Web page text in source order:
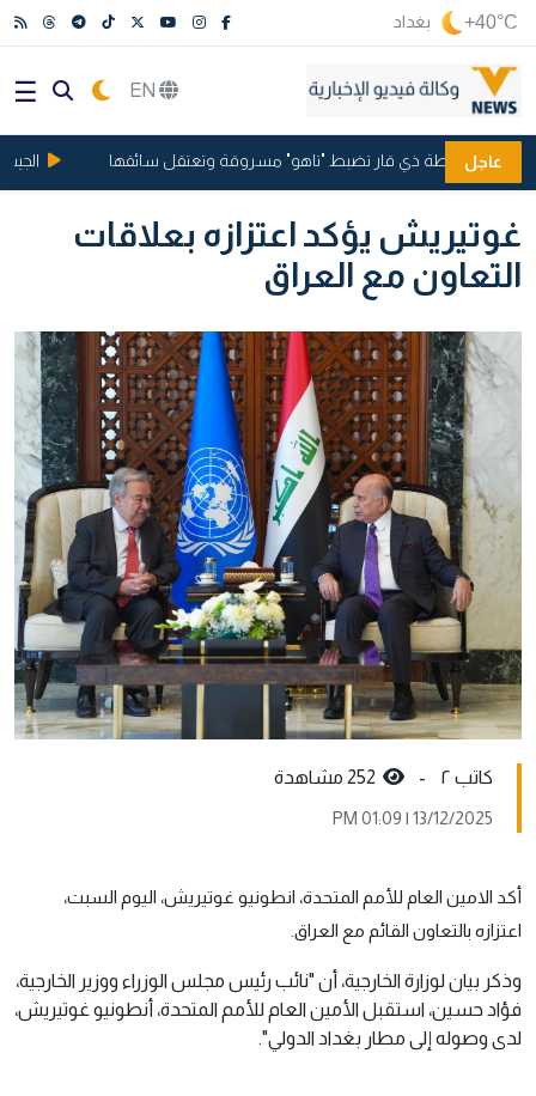
+40°C بغداد
عاجلشرطة ذي قار تضبط "تاهو" مسروقة وتعتقل سائقها الجيش
غوتيريش يؤكد اعتزازه بعلاقات
التعاون مع العراق
کاتب ٢ -
13/12/2025 | 01:09 PM
أكد الامين العام للأمم المتحدة، انطونيو غوتيريش، اليوم السبت،
اعتزازه بالتعاون القائم مع العراق.
وذكر بيان لوزارة الخارجية، أن "نائب رئيس مجلس الوزراء ووزير الخارجية،
فؤاد حسين، استقبل الأمين العام للأمم المتحدة، أنطونيو غوتيريش،
لدى وصوله إلى مطار بغداد الدولي".